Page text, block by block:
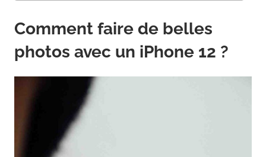
Comment faire de belles
photos avec un iPhone 12 ?